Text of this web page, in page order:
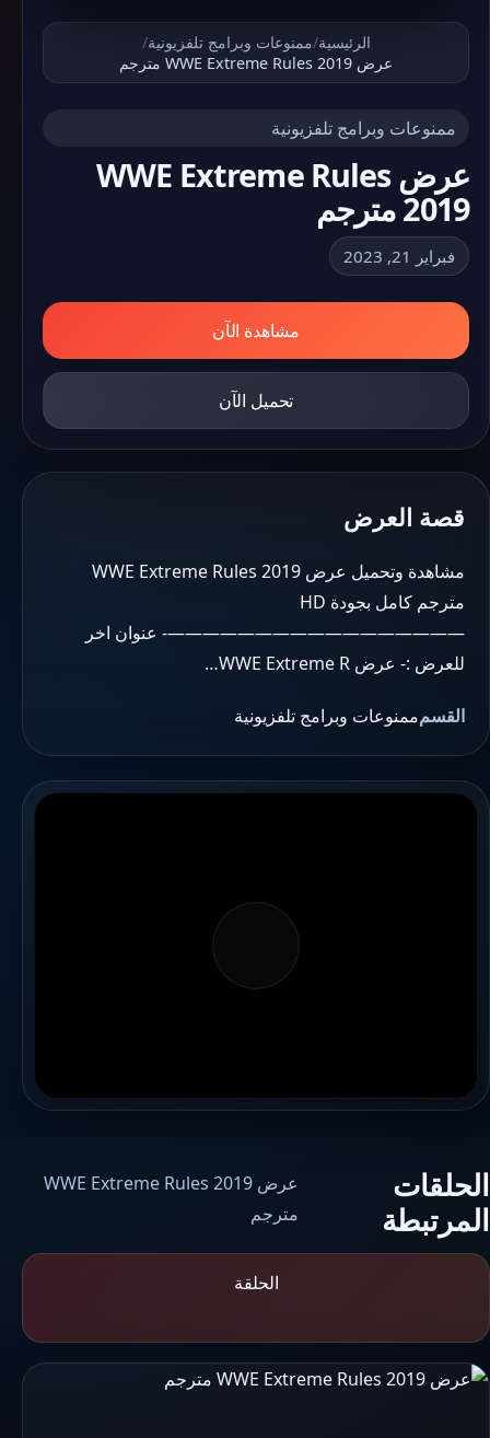
الرئيسية/ممنوعات وبرامج تلفزيونية/
عرض WWE Extreme Rules 2019 مترجم
ممنوعات وبرامج تلفزيونية
عرض WWE Extreme Rules
2019 مترجم
فبراير 21, 2023
مشاهدة الآن
تحميل الآن
قصة العرض
مشاهدة وتحميل عرض WWE Extreme Rules 2019
مترجم كامل بجودة HD
—————————————————- عنوان اخر
للعرض :- عرض WWE Extreme R…
القسمممنوعات وبرامج تلفزيونية
الحلقات
المرتبطة
عرض WWE Extreme Rules 2019
مترجم
الحلقة